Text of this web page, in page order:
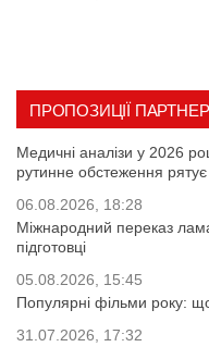
ПРОПОЗИЦІЇ
Медичні аналізи у 2026
рутинне обстеження рятує
06.08.2026, 18:28
Міжнародний переказ
підготовці
05.08.2026, 15:45
Популярні фільми року:
31.07.2026, 17:32